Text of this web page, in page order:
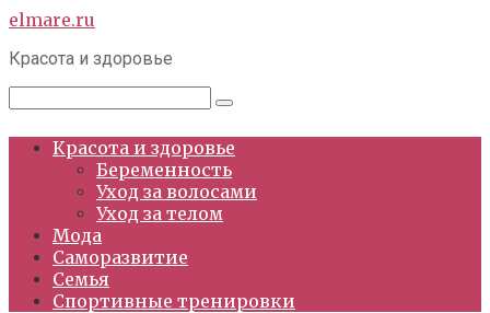
Перейти
контенту
elmare.ru
Красота и здоровье
Красота и здоровье
Беременность
Уход за волосами
Уход за телом
Мода
Саморазвитие
Семья
Спортивные тренировки